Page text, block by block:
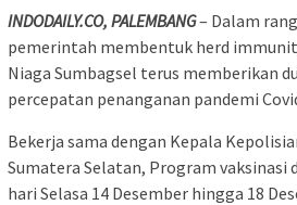
INDODAILY.CO, PALEMBANG– Dalam
pemerintah membentuk herd
Niaga Sumbagsel terus memberikan
percepatan penanganan pandemi
Bekerja sama dengan Kepala
Sumatera Selatan, Program vaksinasi
hari Selasa 14 Desember hingga 18